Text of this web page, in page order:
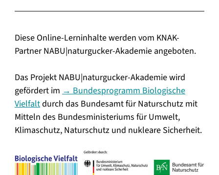
Diese Online-Lerninhalte werden vom KNAK-
Partner NABU|naturgucker-Akademie angeboten.
Das Projekt NABU|naturgucker-Akademie wird
gefördert im → Bundesprogramm Biologische
Vielfaltdurch das Bundesamt für Naturschutz mit
Mitteln des Bundesministeriums für Umwelt,
Klimaschutz, Naturschutz und nukleare Sicherheit.